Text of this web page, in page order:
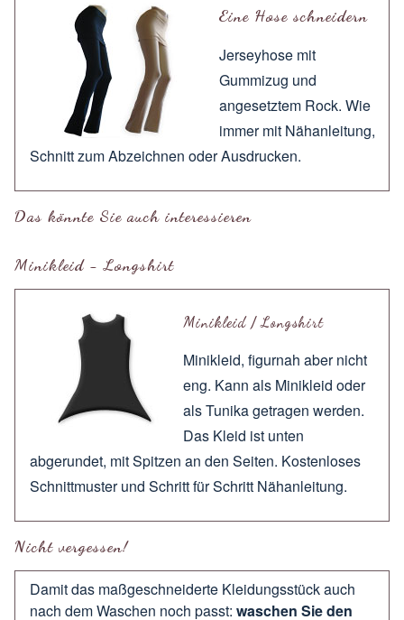
Eine Hose schneidern
Jerseyhose mit
Gummizug und
angesetztem Rock. Wie
immer mit Nähanleitung,
Schnitt zumAbzeichnen oderAusdrucken.
Das könnte Sie auch interessieren
Minikleid - Longshirt
Minikleid / Longshirt
Minikleid, figurnah aber nicht
eng. Kann als Minikleid oder
als Tunika getragen werden.
Das Kleid ist unten
abgerundet, mit Spitzen an den Seiten. Kostenloses
Schnittmuster und Schritt für Schritt Nähanleitung.
Nicht vergessen!
Damit das maßgeschneiderte Kleidungsstück auch
nach dem Waschen noch passt: waschen Sie den